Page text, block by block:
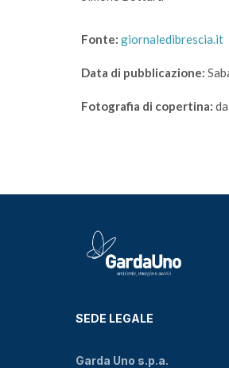
Fonte: giornaledibrescia.it
Data di pubblicazione:
Fotografia di copertina:
SEDE LEGALE
Garda Uno s.p.a.